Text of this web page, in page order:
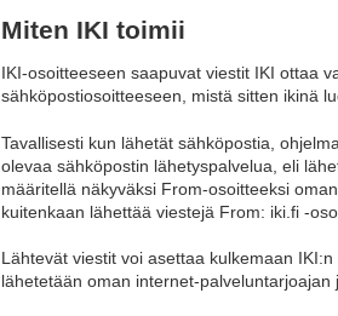
Miten IKI toimii
IKI-osoitteeseen saapuvat viestit IKI ottaa
sähköpostiosoitteeseen, mistä sitten ikinä
Tavallisesti kun lähetät sähköpostia,
olevaa sähköpostin lähetyspalvelua, eli
määritellä näkyväksi From-osoitteeksi
kuitenkaan lähettää viestejä From: iki.fi -
Lähtevät viestit voi asettaa kulkemaan
lähetetään oman internet-palveluntarjoajan